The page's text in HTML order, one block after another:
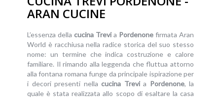
ARAN CUCINE
L’essenza della cucina Trevia Pordenone firmata Aran
World è racchiusa nella radice storica del suo stesso
nome: un termine che indica costruzione e calore
familiare. Il rimando alla leggenda che fluttua attorno
alla fontana romana funge da principale ispirazione per
i decori presenti nella cucina Trevia Pordenone, la
quale è stata realizzata allo scopo di esaltare la casa